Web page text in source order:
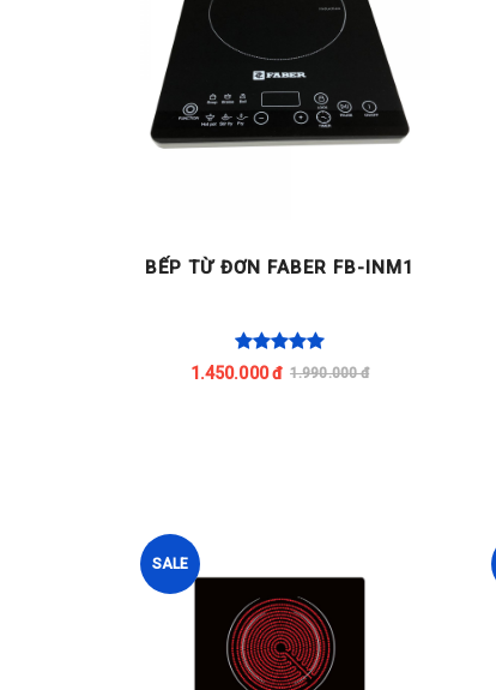
BẾP TỪ ĐƠN FABER FB-INM1
1.450.000 đ 1.990.000 đ
SALE